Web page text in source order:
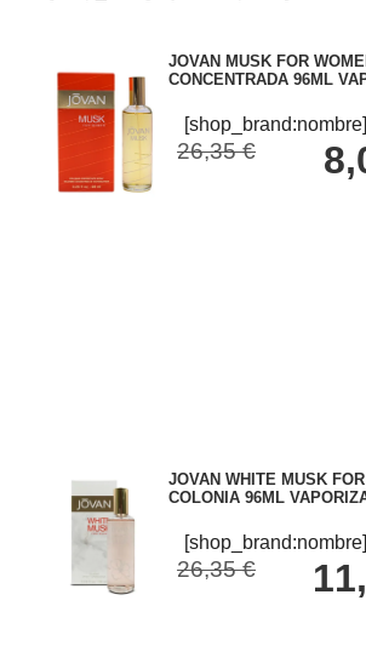
JOVAN MUSK FOR
CONCENTRADA 96ML
[shop_brand:nombre]
26,35 €
JOVAN WHITE MUSK
COLONIA 96ML
[shop_brand:nombre]
26,35 €